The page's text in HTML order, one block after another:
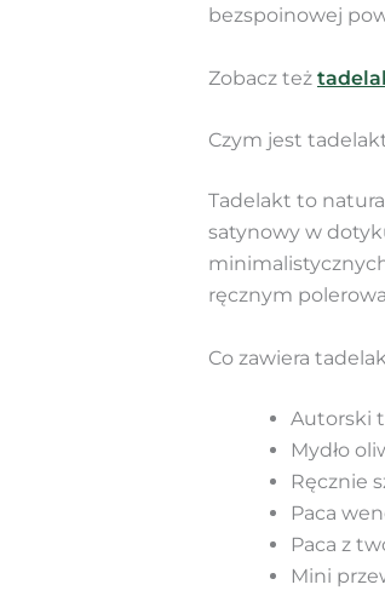
bezspoinowej
Zobacz też
Czym jest
Tadelakt to
satynowy w
ręcznym
Co zawiera
Autorski
Mydło
Ręcznie
Paca
Paca z
Mini